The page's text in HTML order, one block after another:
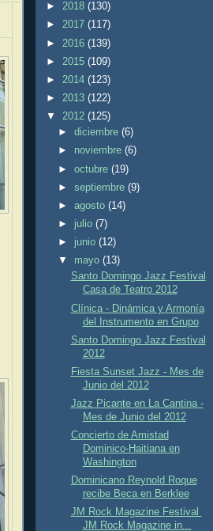
► 2018 (130)
► 2017 (117)
► 2016 (139)
► 2015 (109)
► 2014 (123)
► 2013 (122)
▼ 2012 (125)
►diciembre(6)
► noviembre(6)
►octubre(19)
►septiembre(9)
►agosto(14)
► julio(7)
► junio(12)
▼ mayo(13)
Santo Domingo Jazz Festival
Casa de Teatro 2012
Clínica - Dinámica y Armonía
del Instrumento en Grupo
Santo Domingo Jazz Festival
2012
Fiesta Sunset Jazz - Mes de
Junio del 2012
Jazz Picante en La Cantina -
Mes de Junio del 2012
Concierto de Amistad
Dominico-Haitiana en
Washington
Dominicano Reynold Roque
recibe Beca en Berklee
JM Rock Magazine Festival
JM Rock Magazine in...